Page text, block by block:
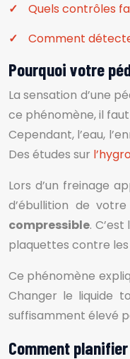
Quels contrôles
Comment
Pourquoi votre
La sensation d’une
ce phénomène, il
Cependant, l’eau,
Des études sur
Lors d’un freinage
d’ébullition de
compressible.
plaquettes contre les
Ce phénomène
Changer le liquide
suffisamment élevé
Comment